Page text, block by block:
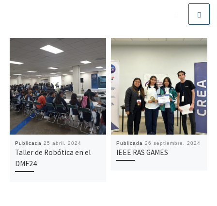
Publicada25 abril, 2024
Taller de Robótica en el
DMF24
Publicada26 septiembre, 2024
IEEE RAS GAMES